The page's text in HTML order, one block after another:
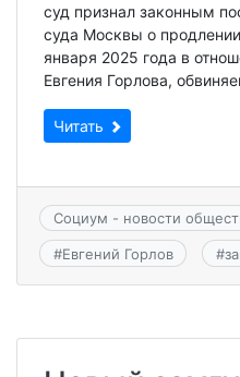
суд признал законным
суда Москвы о
января 2025 года в
Евгения Горлова,
Читать
Социум - новости
#Евгений Горлов #